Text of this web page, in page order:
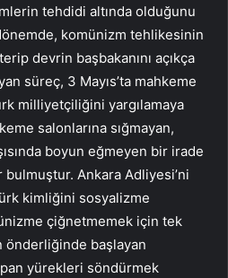
tehdidi altında olduğunu
komünizm tehlikesinin
devrin başbakanını açıkça
süreç, 3 Mayıs’ta mahkeme
milliyetçiliğini yargılamaya
salonlarına sığmayan,
boyun eğmeyen bir irade
Ankara Adliyesi’ni
kimliğini sosyalizme
çiğnetmemek için tek
başlayan
yürekleri söndürmek